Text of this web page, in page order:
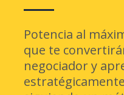
Potencia al
que te
negociador y